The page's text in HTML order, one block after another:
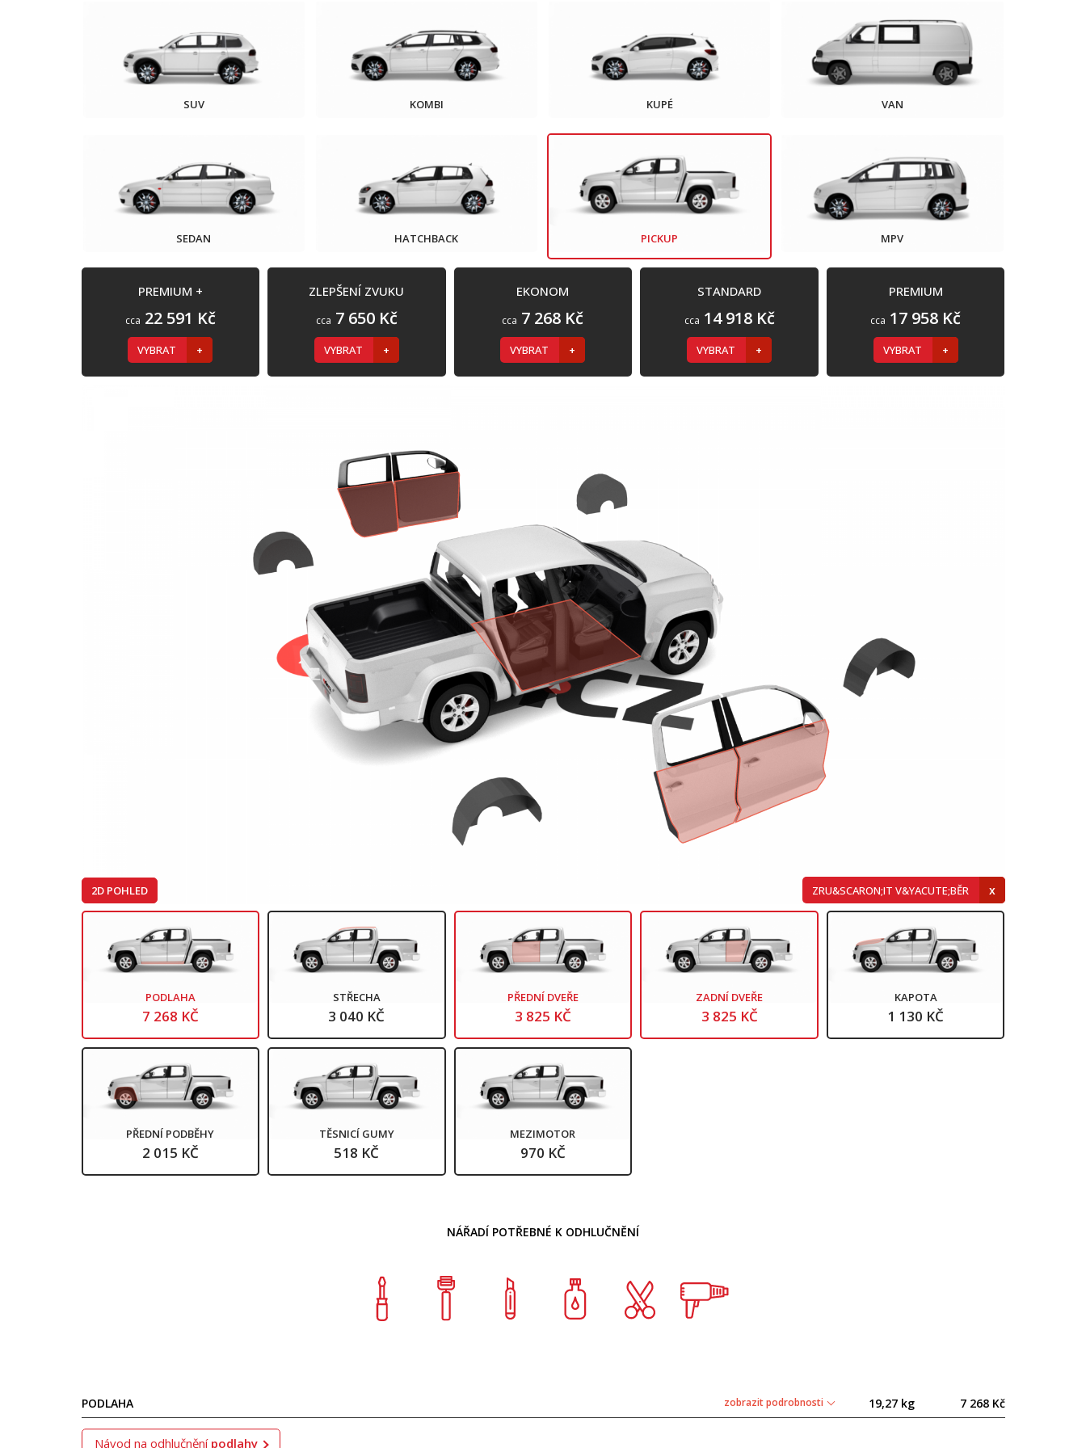
SUV KOMBI KUPÉ VAN
SEDAN HATCHBACK PICKUP MPV
PREMIUM +
cca 22 591 Kč
VYBRAT
ZLEPŠENÍ ZVUKU
cca 7 650 Kč
VYBRAT
EKONOM
cca 7 268 Kč
VYBRAT
STANDARD
cca 14 918 Kč
VYBRAT
PREMIUM
cca 17 958 Kč
VYBRAT
ZRU&SCARON;IT V&YACUTE;BĚR
2D POHLED
PODLAHA
7 268 KČ
STŘECHA
3 040 KČ
PŘEDNÍ DVEŘE
3 825 KČ
ZADNÍ DVEŘE
3 825 KČ
KAPOTA
1 130 KČ
PŘEDNÍ PODBĚHY
2 015 KČ
TĚSNICÍ GUMY
518 KČ
MEZIMOTOR
970 KČ
NÁŘADÍ POTŘEBNÉ K ODHLUČNĚNÍ
PODLAHA zobrazit podrobnosti 19,27 kg 7 268 Kč
Návod na odhlučnění podlahy